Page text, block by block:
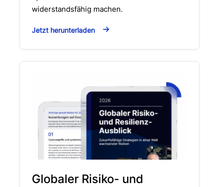
widerstandsfähig machen.
Jetzt herunterladen
Globaler Risiko- und